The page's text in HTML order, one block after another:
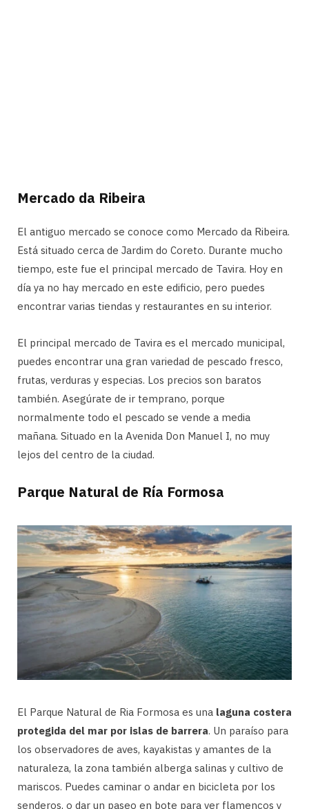
Mercado da Ribeira
El antiguo mercado se conoce como Mercado da Ribeira.
Está situado cerca de Jardim do Coreto. Durante mucho
tiempo, este fue el principal mercado de Tavira. Hoy en
día ya no hay mercado en este edificio, pero puedes
encontrar varias tiendas y restaurantes en su interior.
El principal mercado de Tavira es el mercado municipal,
puedes encontrar una gran variedad de pescado fresco,
frutas, verduras y especias. Los precios son baratos
también. Asegúrate de ir temprano, porque
normalmente todo el pescado se vende a media
mañana. Situado en la Avenida Don Manuel I, no muy
lejos del centro de la ciudad.
Parque Natural de Ría Formosa
El Parque Natural de Ria Formosa es una laguna costera
protegida del mar por islas de barrera. Un paraíso para
los observadores de aves, kayakistas y amantes de la
naturaleza, la zona también alberga salinas y cultivo de
mariscos. Puedes caminar o andar en bicicleta por los
senderos, o dar un paseo en bote para ver flamencos y